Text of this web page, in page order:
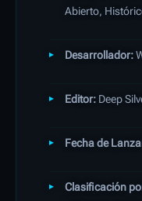
Abierto,
Desarrollador:
Editor: Deep
Fecha de
Clasificación